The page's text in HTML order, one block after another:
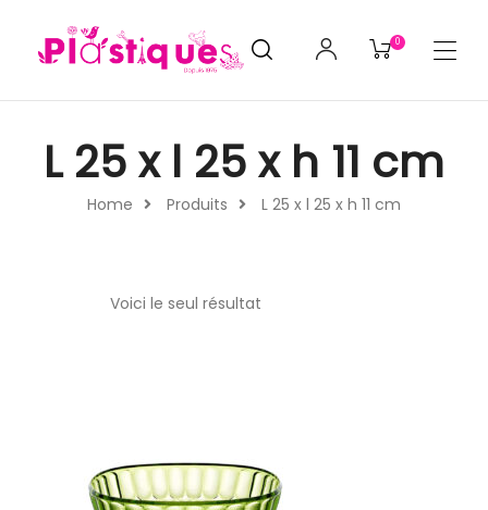
0
Home Produits L 25 x l 25 x h 11 cm
L 25 x l 25 x h 11 cm
Voici le seul résultat